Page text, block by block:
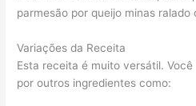
parmesão por queijo minas
Variações da Receita
Esta receita é muito versátil.
por outros ingredientes como: